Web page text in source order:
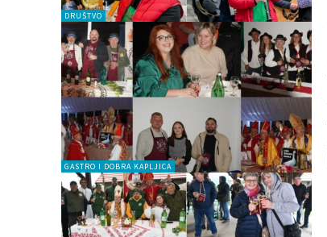
DRUŠTVO
GASTRO I DOBRA KAPLJICA